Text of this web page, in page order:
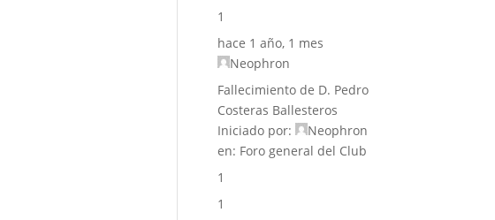
1
hace 1 año, 1 mes
Neophron
Fallecimiento de D. Pedro
Costeras Ballesteros
Iniciado por:
Neophron
en: Foro general del Club
1
1